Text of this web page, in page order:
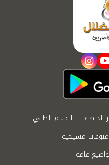
youtube
instagram
الخاصة
القسم الطبي
منوعات مسيحية
عامة